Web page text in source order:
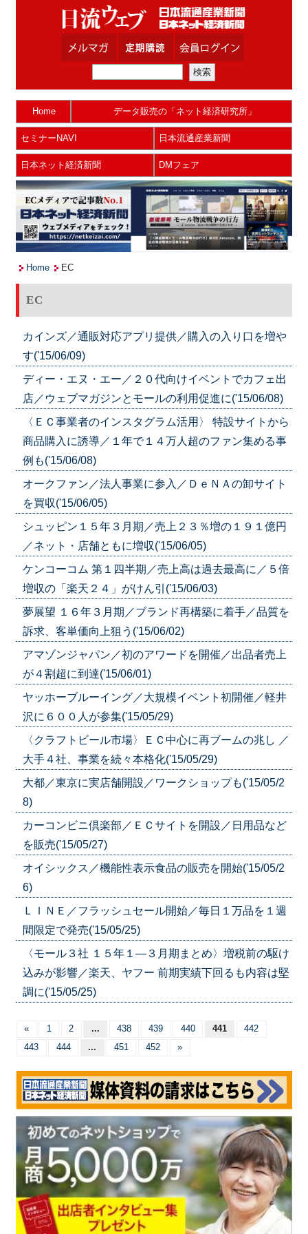
Home データ販売の「ネット経済研究所」
セミナーNAVI 日本流通産業新聞
日本ネット経済新聞 DMフェア
Home EC
EC
カインズ／通販対応アプリ提供／購入の入り口を増や
す('15/06/09)
ディー・エヌ・エー／２０代向けイベントでカフェ出
店／ウェブマガジンとモールの利用促進に('15/06/08)
〈ＥＣ事業者のインスタグラム活用〉 特設サイトから
商品購入に誘導／１年で１４万人超のファン集める事
例も('15/06/08)
オークファン／法人事業に参入／ＤｅＮＡの卸サイト
を買収('15/06/05)
シュッピン１５年３月期／売上２３％増の１９１億円
／ネット・店舗ともに増収('15/06/05)
ケンコーコム 第１四半期／売上高は過去最高に／５倍
増収の「楽天２４」がけん引('15/06/03)
夢展望 １６年３月期／ブランド再構築に着手／品質を
訴求、客単価向上狙う('15/06/02)
アマゾンジャパン／初のアワードを開催／出品者売上
が４割超に到達('15/06/01)
ヤッホーブルーイング／大規模イベント初開催／軽井
沢に６００人が参集('15/05/29)
〈クラフトビール市場〉ＥＣ中心に再ブームの兆し ／
大手４社、事業を続々本格化('15/05/29)
大都／東京に実店舗開設／ワークショップも('15/05/2
8)
カーコンビニ倶楽部／ＥＣサイトを開設／日用品など
を販売('15/05/27)
オイシックス／機能性表示食品の販売を開始('15/05/2
6)
ＬＩＮＥ／フラッシュセール開始／毎日１万品を１週
間限定で発売('15/05/25)
〈モール３社 １５年１―３月期まとめ〉増税前の駆け
込みが影響／楽天、ヤフー 前期実績下回るも内容は堅
調に('15/05/25)
« 1 2 ... 438 439 440 441
442
443
444 ... 451 452 »